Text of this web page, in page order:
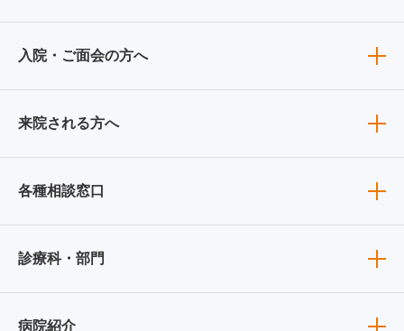
入院・ご面会の方へ
来院される方へ
各種相談窓口
診療科・部門
病院紹介